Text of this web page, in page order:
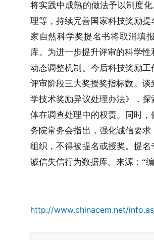
将实践中成熟的做法予以制度
理等，持续完善国家科技奖励
家自然科学奖提名书将取消填
库。为进一步提升评审的科学性
动态调整机制。今后科技奖励
评审阶段三大奖授奖指标数。
学技术奖励异议处理办法》，
体在调查处理中的权责。同时
务院常务会指出，强化诚信要
组织，不得被提名或授奖。提
诚信失信行为数据库。来源：“
http://www.chinacem.net/